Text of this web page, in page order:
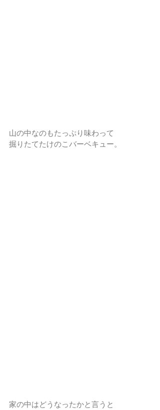
山の中なのもたっぷり味わって
掘りたてたけのこバーベキュー。
家の中はどうなったかと言うと